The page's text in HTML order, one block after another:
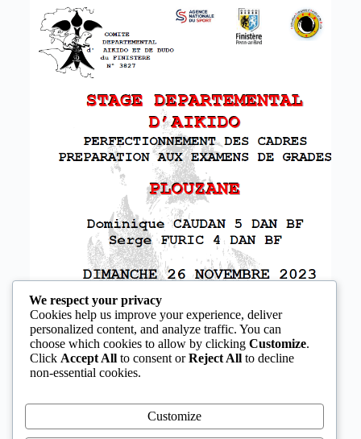
We respect your privacy
Cookies help us improve your experience, deliver
personalized content, and analyze traffic. You can
choose which cookies to allow by clicking Customize.
Click Accept All to consent orReject All to decline
non-essential cookies.
Customize